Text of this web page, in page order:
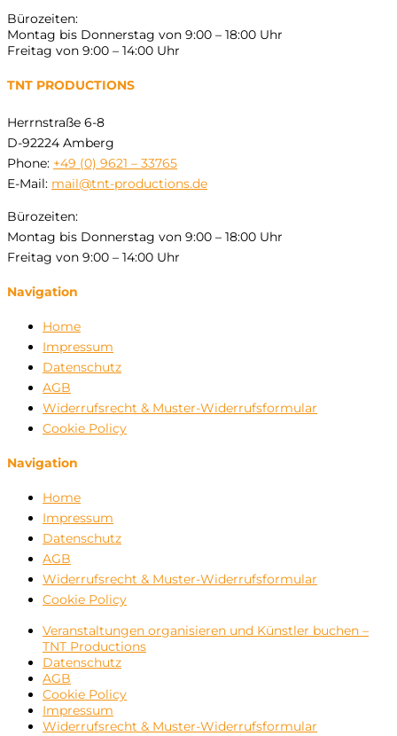
Bürozeiten:
Montag bis Donnerstag von 9:00 – 18:00 Uhr
Freitag von 9:00 – 14:00 Uhr
TNT PRODUCTIONS
Herrnstraße 6-8
D-92224 Amberg
Phone: +49 (0) 9621 – 33765
E-Mail: mail@tnt-productions.de
Bürozeiten:
Montag bis Donnerstag von 9:00 – 18:00 Uhr
Freitag von 9:00 – 14:00 Uhr
Navigation
Home
Impressum
Datenschutz
AGB
Widerrufsrecht & Muster-Widerrufsformular
Cookie Policy
Navigation
Home
Impressum
Datenschutz
AGB
Widerrufsrecht & Muster-Widerrufsformular
Cookie Policy
Veranstaltungen organisieren und Künstler buchen –
TNT Productions
Datenschutz
AGB
Cookie Policy
Impressum
Widerrufsrecht & Muster-Widerrufsformular